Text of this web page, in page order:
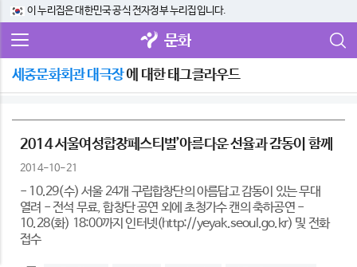
이 누리집은 대한민국 공식 전자정부 누리집입니다.
문화
세종문화회관 대극장에 대한 태그클라우드
2014 서울여성합창페스티벌’아름다운 선율과 감동이 함께
2014-10-21
- 10.29(수) 서울 24개 구립합창단의 아름답고 감동이 있는 무대
열려 - 전석 무료, 합창단 공연 외에 초청가수 캔의 축하공연 -
10.28(화) 18:00까지 인터넷(http://yeyak.seoul.go.kr) 및 전화
접수